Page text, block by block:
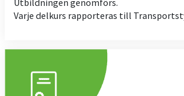
Varje delkurs rapporteras till